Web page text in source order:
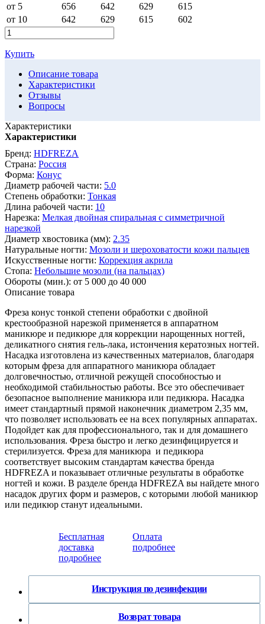
Характеристики
Характеристики
Бренд: HDFREZA
Страна: Россия
Форма: Конус
Диаметр рабочей части: 5.0
Степень обработки: Тонкая
Длина рабочей части: 10
Нарезка: Мелкая двойная спиральная с симметричной
нарезкой
Диаметр хвостовика (мм): 2.35
Натуральные ногти: Мозоли и шероховатости кожи пальцев
Искусственные ногти: Коррекция акрила
Стопа: Небольшие мозоли (на пальцах)
Обороты (мин.): от 5 000 до 40 000
от 5
656 642 629
615
от 10
642 629 615 602
Купить
Описание товара
Характеристики
Отзывы
Вопросы
Описание товара
Фреза конус тонкой степени обработки с двойной
крестообразной нарезкой применяется в аппаратном
маникюре и педикюре для коррекции нарощенных ногтей,
деликатного снятия гель-лака, истончения кератозных ногтей.
Насадка изготовлена из качественных материалов, благодаря
которым фреза для аппаратного маникюра обладает
долговечностью, отличной режущей способностью и
необходимой стабильностью работы. Все это обеспечивает
безопасное выполнение маникюра или педикюра. Насадка
имеет стандартный прямой наконечник диаметром 2,35 мм,
что позволяет использовать ее на всех популярных аппаратах.
Подойдет как для профессионального, так и для домашнего
использования. Фреза быстро и легко дезинфицируется и
стерилизуется. Фреза для маникюра и педикюра
соответствует высоким стандартам качества бренда
HDFREZA и показывает отличные результаты в обработке
ногтей и кожи. В разделе бренда HDFREZA вы найдете много
насадок других форм и размеров, с которыми любой маникюр
или педикюр станут идеальными.
Бесплатная
доставка
подробнее
Оплата
подробнее
Инструкция по дезинфекции
Возврат товара